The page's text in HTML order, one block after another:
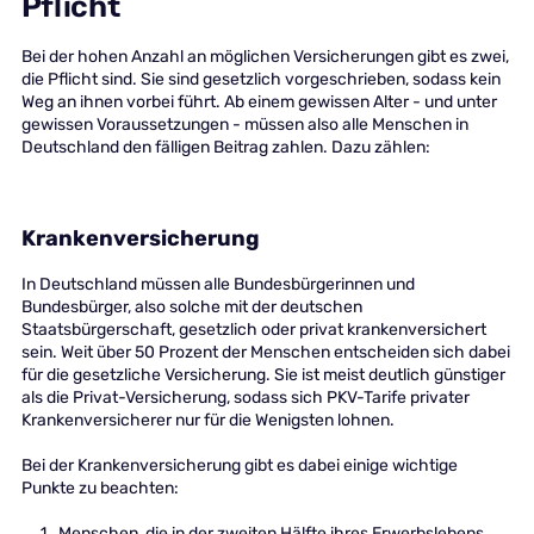
Bei der hohen Anzahl an möglichen Versicherungen gibt es zwei,
die Pflicht sind. Sie sind gesetzlich vorgeschrieben, sodass kein
Weg an ihnen vorbei führt. Ab einem gewissen Alter - und unter
gewissen Voraussetzungen - müssen also alle Menschen in
Deutschland den fälligen Beitrag zahlen. Dazu zählen:
Krankenversicherung
In Deutschland müssen alle Bundesbürgerinnen und
Bundesbürger, also solche mit der deutschen
Staatsbürgerschaft, gesetzlich oder privat krankenversichert
sein. Weit über 50 Prozent der Menschen entscheiden sich dabei
für die gesetzliche Versicherung. Sie ist meist deutlich günstiger
als die Privat-Versicherung, sodass sich PKV-Tarife privater
Krankenversicherer nur für die Wenigsten lohnen.
Bei der Krankenversicherung gibt es dabei einige wichtige
Punkte zu beachten: